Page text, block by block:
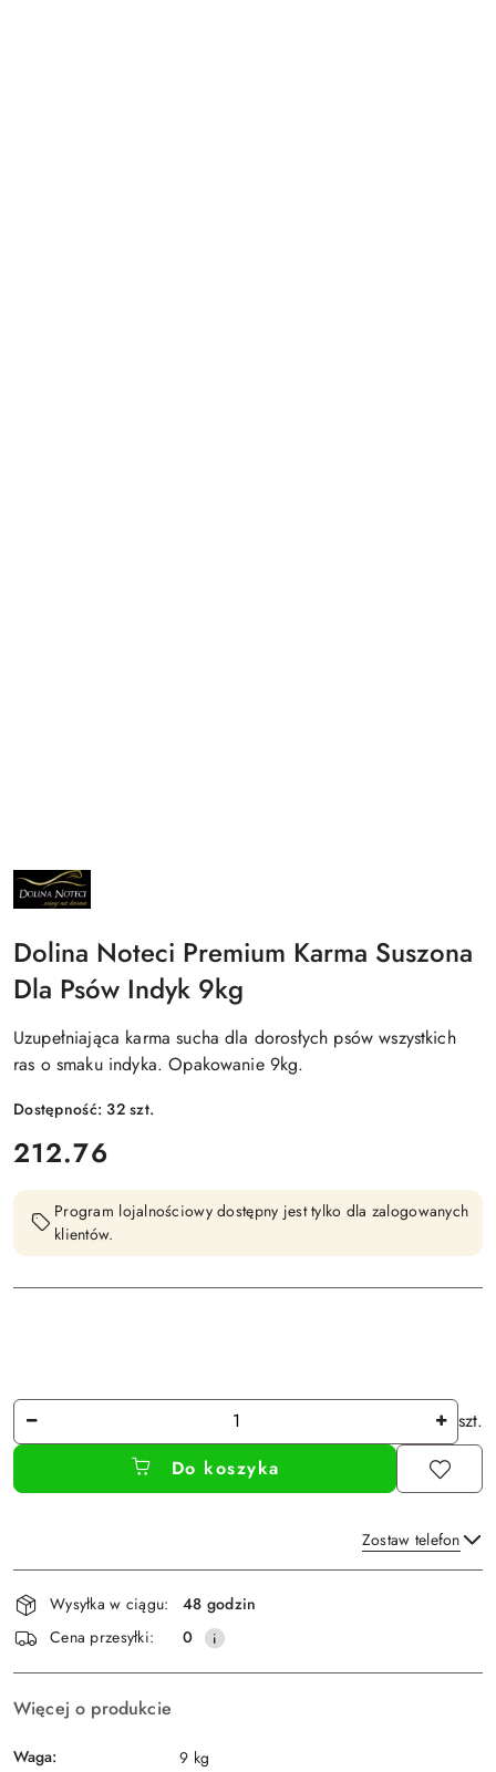
NAZWA
PRODUCENTA:
DOLINA
Dolina Noteci Premium Karma Suszona
Dla Psów Indyk 9kg
Uzupełniająca karma sucha dla dorosłych psów wszystkich
ras o smaku indyka. Opakowanie 9kg.
Dostępność:32szt.
cena:
212.76
Program lojalnościowy dostępny jest tylko dla zalogowanych
klientów.
Ilość
szt.
Do koszyka
Zostaw telefon
Wyślij
Dostępność
i
dostawa
Wysyłka w ciągu:
48 godzin
Cena przesyłki:
0
Więcej o produkcie
Waga: 9 kg